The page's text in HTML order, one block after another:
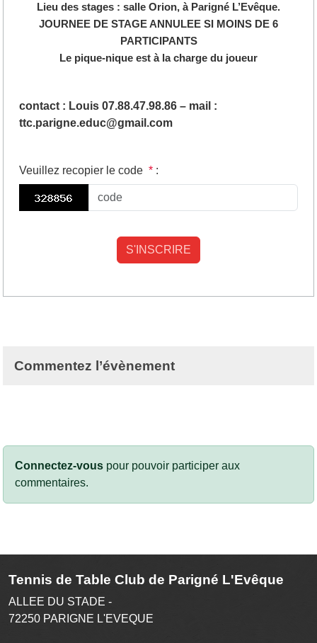
Lieu des stages : salle Orion, à Parigné L’Evêque.
JOURNEE DE STAGE ANNULEE SI MOINS DE 6
PARTICIPANTS
Le pique-nique est à la charge du joueur
contact : Louis 07.88.47.98.86 – mail :
ttc.parigne.educ@gmail.com
Veuillez recopier le code * :
Commentez l’évènement
Connectez-vous pour pouvoir participer aux
commentaires.
Tennis de Table Club de Parigné L'Evêque
ALLEE DU STADE -
72250 PARIGNE L'EVEQUE